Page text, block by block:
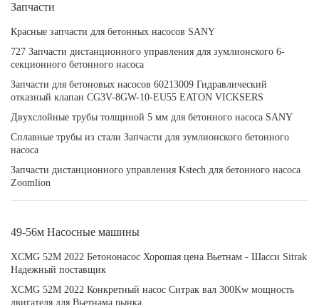
Запчасти
Красные запчасти для бетонных насосов SANY
727 Запчасти дистанционного управления для зумлионского 6-
секционного бетонного насоса
Запчасти для бетоновых насосов 60213009 Гидравлический
отказный клапан CG3V-8GW-10-EU55 EATON VICKSERS
Двухслойные трубы толщиной 5 мм для бетонного насоса SANY
Сплавные трубы из стали Запчасти для зумлионского бетонного
насоса
Запчасти дистанционного управления Kstech для бетонного насоса
Zoomlion
49-56м Насосные машины
XCMG 52M 2022 Бетононасос Хорошая цена Вьетнам - Шасси Sitrak
Надежный поставщик
XCMG 52M 2022 Конкретный насос Ситрак вал 300Kw мощность
двигателя для Вьетнама рынка